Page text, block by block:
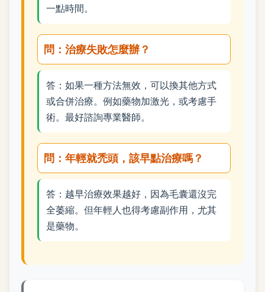
一點時間。
問：治療失敗怎麼辦？
答：如果一種方法無效，可以換其他方式
或合併治療。例如藥物加激光，或考慮手
術。最好諮詢專業醫師。
問：年輕就禿頭，該早點治療嗎？
答：越早治療效果越好，因為毛囊還沒完
全萎縮。但年輕人也得考慮副作用，尤其
是藥物。